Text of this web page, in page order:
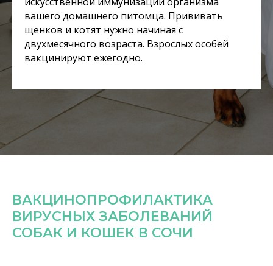
вашего домашнего питомца. Прививать
щенков и котят нужно начиная с
двухмесячного возраста. Взрослых особей
вакцинируют ежегодно.
ВАКЦИНОПРОФИЛАКТИКА
ВИРУСНЫХ ЗАБОЛЕВАНИЙ
СОБАК И КОШЕК В СОЧИ